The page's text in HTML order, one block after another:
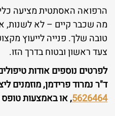
הרפואה האסתטית מציעה
מה שכבר קיים – לא
טובה שלך. פנייה לייעוץ
צעד ראשון ובטוח בדרך הזו.
לפרטים נוספים אודות
ד"ר נמרוד פרידמן, מוזמנים
5626464, או באמצעות